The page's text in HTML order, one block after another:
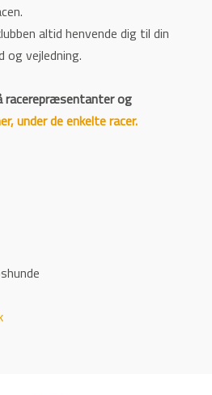
altid henvende dig til din
vejledning.
og
under de enkelte racer.